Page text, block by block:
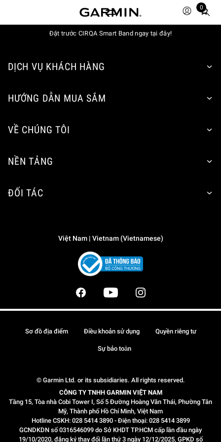
0
Total
items
Đặt trước CIRQA Smart Band ngay tại đây!
DỊCH VỤ KHÁCH HÀNG
HƯỚNG DẪN MUA SẮM
VỀ CHÚNG TÔI
NỀN TẢNG
ĐỐI TÁC
Việt Nam | Vietnam (Vietnamese)
© Garmin Ltd. or its subsidiaries. All rights reserved.
CÔNG TY TNHH GARMIN VIỆT NAM
Tầng 15, Tòa nhà Cobi Tower I, Số 5 Đường Hoàng Văn Thái, Phường Tân
Mỹ, Thành phố Hồ Chí Minh, Việt Nam
Hotline CSKH: 028 5414 3890 - Điện thoại: 028 5414 3899
GCNDKDN số 0316546099 do Sở KHDT TP.HCM cấp lần đầu ngày
19/10/2020, đăng ký thay đổi lần thứ 3 ngày 12/12/2025, GPKD số
Sơ đồ địa điểm Điều khoản sử dụng Quyền riêng tư
Sự bảo toàn